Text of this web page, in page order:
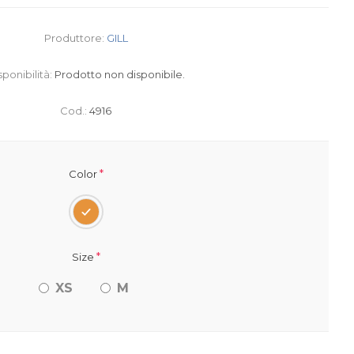
Produttore: GILL
Prodotto non disponibile.
Cod.: 4916
Color*
Size *
XS M